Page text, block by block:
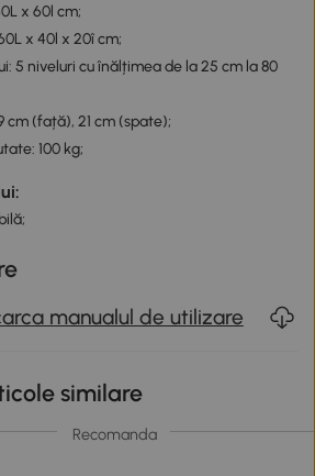
x 60l cm;
x 40l x 20î cm;
5 niveluri cu înălțimea de la 25 cm la 80
cm (față), 21 cm (spate);
100 kg;
manualul de utilizare
similare
Recomanda